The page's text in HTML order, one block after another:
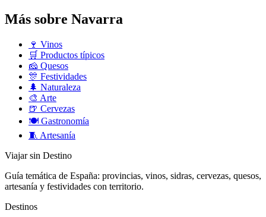
Más sobre Navarra
🍷 Vinos
🛒 Productos típicos
🧀 Quesos
🎊 Festividades
🌲 Naturaleza
🎨 Arte
🍺 Cervezas
🍽️ Gastronomía
🧵 Artesanía
Viajar sin Destino
Guía temática de España: provincias, vinos, sidras, cervezas, quesos,
artesanía y festividades con territorio.
Destinos